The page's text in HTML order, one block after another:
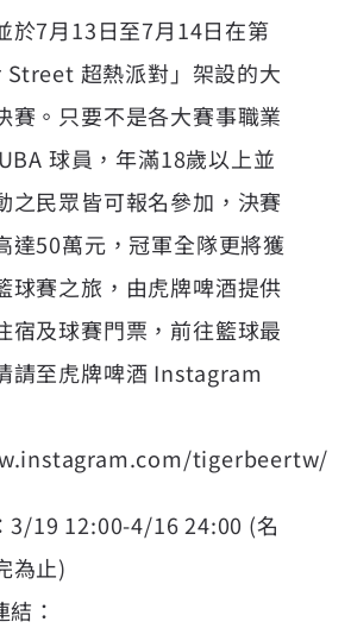
於7月13日至7月14日在第
超熱派對」架設的大
賽。只要不是各大賽事職業
球員，年滿18歲以上並
之民眾皆可報名參加，決賽
達50萬元，冠軍全隊更將獲
球賽之旅，由虎牌啤酒提供
宿及球賽門票，前往籃球最
請至虎牌啤酒 Instagram
tigerbeertw/
3/19 12:00-4/16 24:00 (名
為止)
：